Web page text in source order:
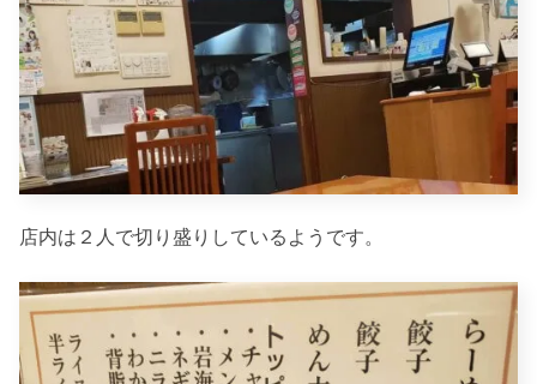
店内は２人で切り盛りしているようです。